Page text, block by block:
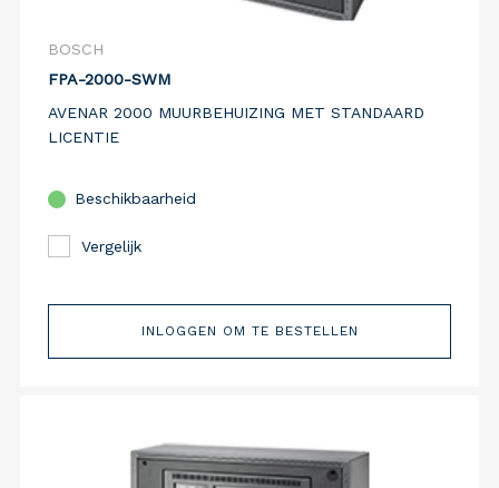
BOSCH
FPA-2000-SWM
AVENAR 2000 MUURBEHUIZING MET STANDAARD
LICENTIE
Beschikbaarheid
Vergelijk
INLOGGEN OM TE BESTELLEN